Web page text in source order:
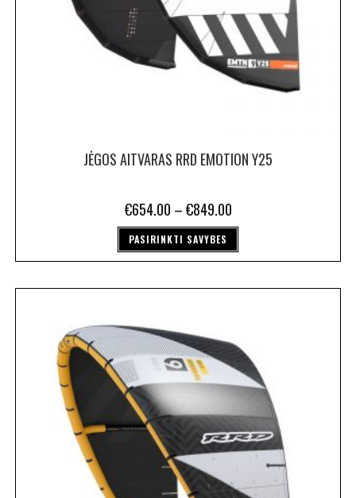
JĖGOS AITVARAS RRD EMOTION Y25
€654.00 –€849.00
PASIRINKTI SAVYBES